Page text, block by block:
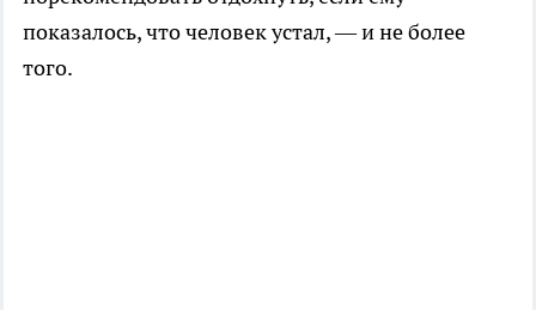
показалось, что человек устал, — и не более
того.